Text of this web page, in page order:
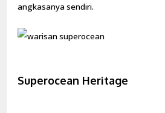
angkasanya sendiri.
Superocean Heritage